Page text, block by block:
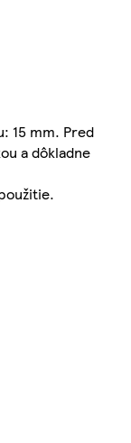
15 mm. Pred
a dôkladne